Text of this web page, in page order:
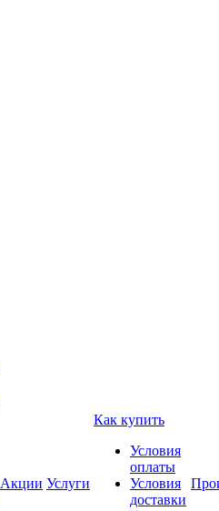
Акции Услуги
Как купить
Условия
оплаты
Условия
доставки